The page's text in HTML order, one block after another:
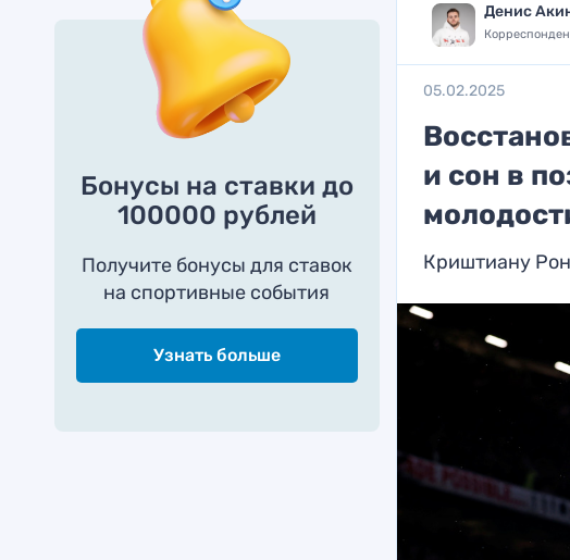
Бонусы на ставки до
100000 рублей
Получите бонусы для ставок
на спортивные события
Узнать больше
Денис
05.02.2025
и сон в
Криштиану